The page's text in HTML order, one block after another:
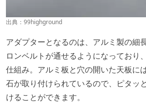
出典： 99highground
アダプターとなるのは、アルミ製の細
ロンベルトが通せるようになっており
仕組み。アルミ板と穴の開いた天板に
石が取り付けられているので、ピタッ
けることができます。